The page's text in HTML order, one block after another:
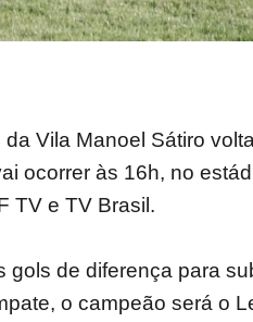
Vila Manoel Sátiro
ocorrer às 16h, no
TV e TV Brasil.
de diferença para
o campeão será o